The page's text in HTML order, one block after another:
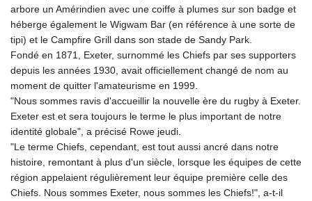
arbore un Amérindien avec une coiffe à plumes sur son badge et
héberge également le Wigwam Bar (en référence à une sorte de
tipi) et le Campfire Grill dans son stade de Sandy Park.
Fondé en 1871, Exeter, surnommé les Chiefs par ses supporters
depuis les années 1930, avait officiellement changé de nom au
moment de quitter l'amateurisme en 1999.
"Nous sommes ravis d'accueillir la nouvelle ère du rugby à Exeter.
Exeter est et sera toujours le terme le plus important de notre
identité globale", a précisé Rowe jeudi.
"Le terme Chiefs, cependant, est tout aussi ancré dans notre
histoire, remontant à plus d'un siècle, lorsque les équipes de cette
région appelaient régulièrement leur équipe première celle des
Chiefs. Nous sommes Exeter, nous sommes les Chiefs!", a-t-il